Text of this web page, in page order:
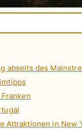
abseits des
Attraktionen in New